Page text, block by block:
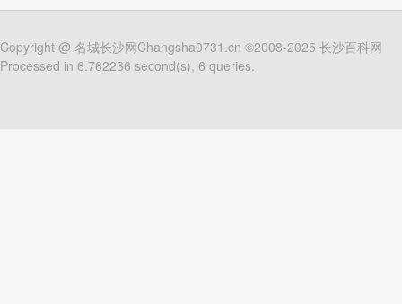
Copyright @ 名城长沙网Changsha0731.cn ©2008-2025 长沙百科网
Processed in 6.762236 second(s), 6 queries.